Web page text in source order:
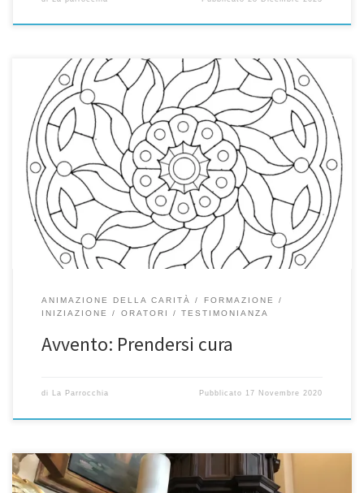
Ora che si avvicinano le feste vorremmo preparare dei doni rivolti
a coloro che in questo momento sono tra i più fragili, i nostri cari
anziani che si trovano soli a casa. Mentre con alcune classi di
catechismo offriremo dei disegni da appendere alla casa di
riposo! La proposta si […]
ANIMAZIONE DELLA CARITÀ
FORMAZIONE
INIZIAZIONE
ORATORI TESTIMONIANZA
Avvento: Prendersi cura
di La Parrocchia Pubblicato 17 Novembre 2020